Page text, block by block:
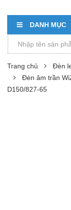
DANH MỤC
Trang chủ Đèn
Đèn âm trần
D150/827-65